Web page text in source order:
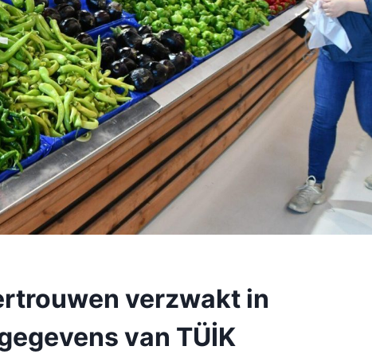
verzwakt in
van TÜİK